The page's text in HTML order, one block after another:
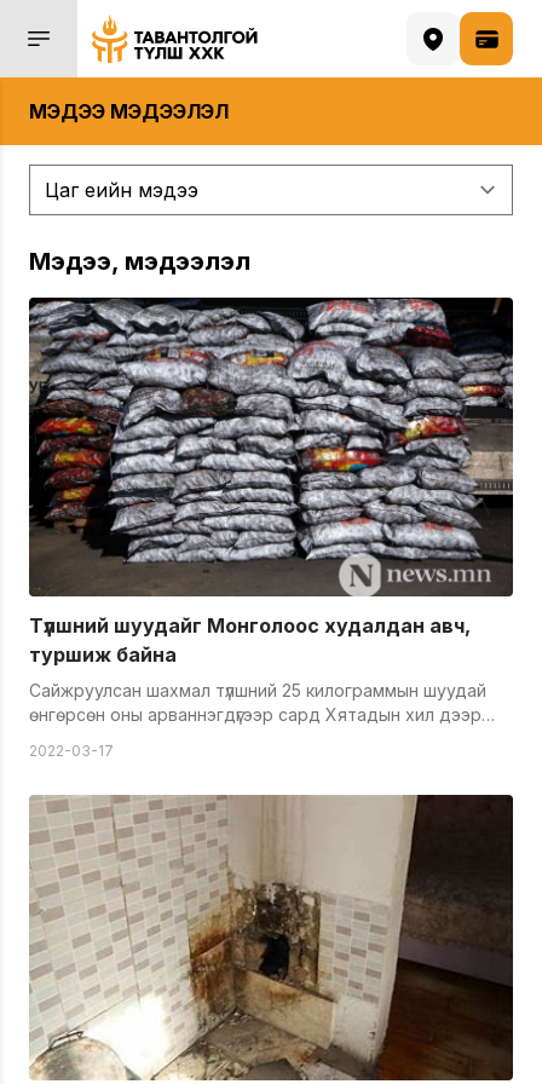
МЭДЭЭ МЭДЭЭЛЭЛ
Мэдээ, мэдээлэл
Түлшний шуудайг Mонголоос худалдан авч,
туршиж байна
Сайжруулсан шахмал түлшний 25 килограммын шуудай
өнгөрсөн оны арваннэгдүгээр сард Хятадын хил дээр
сайжруулсан түлшний савлагаанд түр өөрчлөлт оруулж
хорооллын иргэд түлшээ усны тэргээр байтугай
машинтай иргэд авч явахад хүндрэлтэй болсон. Тухайн
үед албаныхан хоёр сая шуудайг импортоор, хоёр сая
шуудайг нь иргэдээс авах зарчмаар ажиллана гэсэн. Энэ
дагуу сав баглаа, боодол, даацын шуудай үйлдвэрлэгч
"Гранд Лаки" компаниас нэг сая шуудай туршилтын
журмаар худалдаж авчээ. Өглөөний 11:00 цагт бидний
хэлж заншсанаар 32-ын тойргийн дэргэдэх сайжруулсан
түлш борлуулах цэгт түлш авч буй иргэд
харагдсангүй.&nbsp; Мэдээж ажлын өдөр, ажлын цаг
таарсан учир борлуулалтын цэг худалдан авагчгүй
байлаа. Тус цэгийн борлуулагч өглөөхөн буусан
2022-03-17